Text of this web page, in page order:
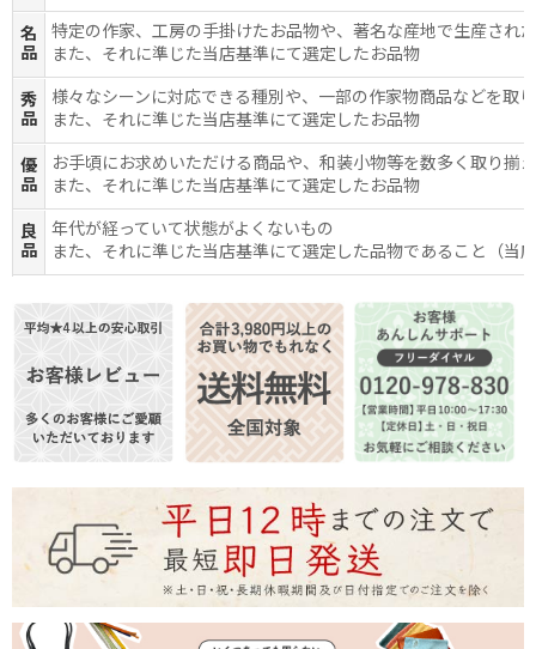
名
品
特定の作家、工房の手掛けたお品物や、著名な産地で生産され
また、それに準じた当店基準にて選定したお品物
秀
品
様々なシーンに対応できる種別や、一部の作家物商品などを取
また、それに準じた当店基準にて選定したお品物
優
品
お手頃にお求めいただける商品や、和装小物等を数多く取り揃
また、それに準じた当店基準にて選定したお品物
良
品
年代が経っていて状態がよくないもの
また、それに準じた当店基準にて選定した品物であること（当